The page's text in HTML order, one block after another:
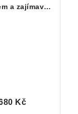
a zajímavou
Kč